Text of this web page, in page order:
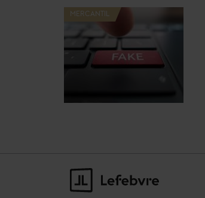
MERCANTIL